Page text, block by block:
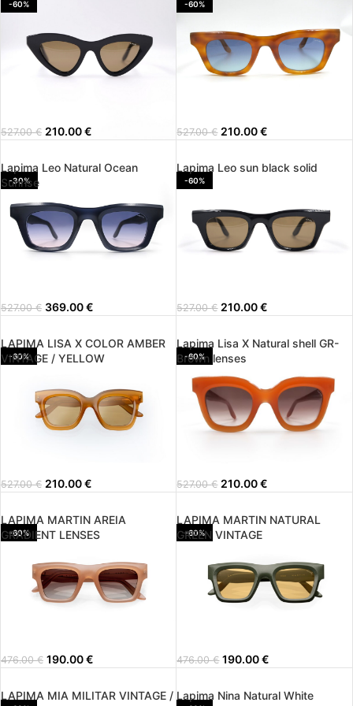
-60%
527.00€ 210.00€
-60%
527.00€ 210.00€
-30%
Lapima Leo Natural Ocean
Sunrise
527.00€ 369.00€
-60%
Lapima Leo sun black solid
527.00€ 210.00€
-60%
LAPIMA LISA X COLOR AMBER
VINTAGE / YELLOW
527.00€ 210.00€
-60%
Lapima Lisa X Natural shell GR-
Brown lenses
527.00€ 210.00€
-60%
LAPIMA MARTIN AREIA
GRADIENT LENSES
476.00€ 190.00€
-60%
LAPIMA MARTIN NATURAL
GREEN VINTAGE
476.00€ 190.00€
LAPIMA MIA MILITAR VINTAGE / Lapima Nina Natural White